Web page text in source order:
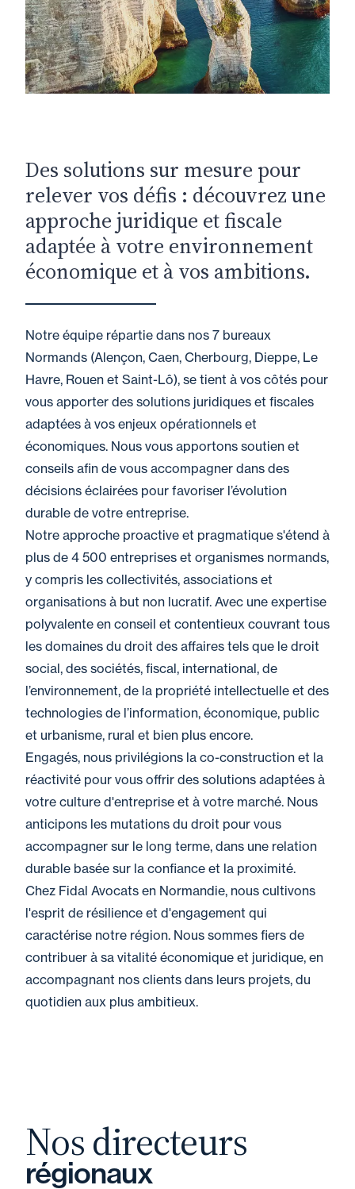
Des solutions sur mesure pour
relever vos défis : découvrez une
approche juridique et fiscale
adaptée à votre environnement
économique et à vos ambitions.
Notre équipe répartie dans nos 7 bureaux
Normands (Alençon, Caen, Cherbourg, Dieppe, Le
Havre, Rouen et Saint-Lô), se tient à vos côtés pour
vous apporter des solutions juridiques et fiscales
adaptées à vos enjeux opérationnels et
économiques. Nous vous apportons soutien et
conseils afin de vous accompagner dans des
décisions éclairées pour favoriser l’évolution
durable de votre entreprise.
Notre approche proactive et pragmatique s'étend à
plus de 4 500 entreprises et organismes normands,
y compris les collectivités, associations et
organisations à but non lucratif. Avec une expertise
polyvalente en conseil et contentieux couvrant tous
les domaines du droit des affaires tels que le droit
social, des sociétés, fiscal, international, de
l’environnement, de la propriété intellectuelle et des
technologies de l’information, économique, public
et urbanisme, rural et bien plus encore.
Engagés, nous privilégions la co-construction et la
réactivité pour vous offrir des solutions adaptées à
votre culture d'entreprise et à votre marché. Nous
anticipons les mutations du droit pour vous
accompagner sur le long terme, dans une relation
durable basée sur la confiance et la proximité.
Chez Fidal Avocats en Normandie, nous cultivons
l'esprit de résilience et d'engagement qui
caractérise notre région. Nous sommes fiers de
contribuer à sa vitalité économique et juridique, en
accompagnant nos clients dans leurs projets, du
quotidien aux plus ambitieux.
Nos directeurs
régionaux